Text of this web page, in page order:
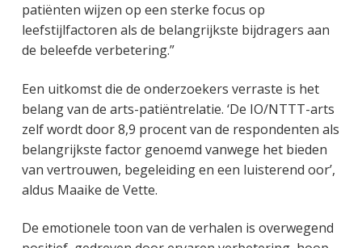
patiënten wijzen op een sterke focus op
leefstijlfactoren als de belangrijkste bijdragers aan
de beleefde verbetering.”
Een uitkomst die de onderzoekers verraste is het
belang van de arts-patiëntrelatie. ‘De IO/NTTT-arts
zelf wordt door 8,9 procent van de respondenten als
belangrijkste factor genoemd vanwege het bieden
van vertrouwen, begeleiding en een luisterend oor’,
aldus Maaike de Vette.
De emotionele toon van de verhalen is overwegend